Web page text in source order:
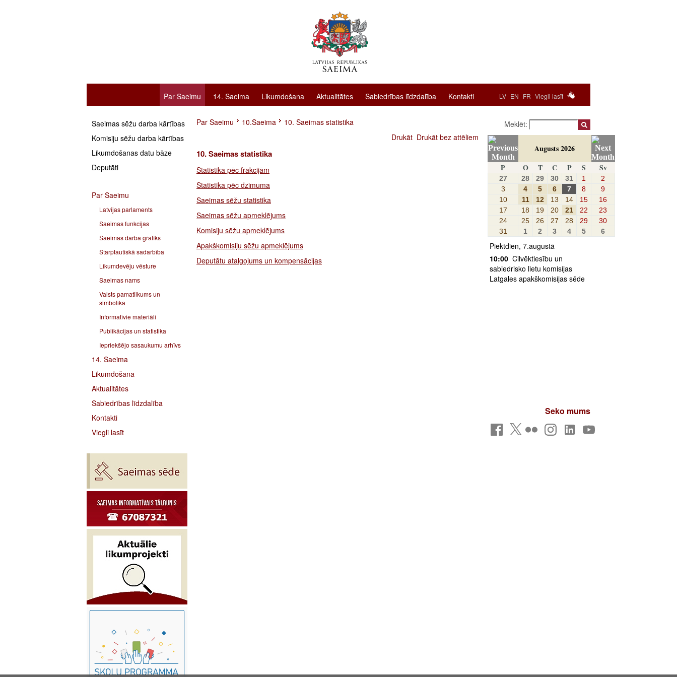
LV EN FR Viegli lasīt
Par Saeimu 14. Saeima Likumdošana Aktualitātes Sabiedrības līdzdalība Kontakti
Saeimas sēžu darba kārtības
Komisiju sēžu darba kārtības
Likumdošanas datu bāze
Deputāti
Par Saeimu
Latvijas parlaments
Saeimas funkcijas
Saeimas darba grafiks
Starptautiskā sadarbība
Likumdevēju vēsture
Saeimas nams
Valsts pamatlikums un
simbolika
Informatīvie materiāli
Publikācijas un statistika
Iepriekšējo sasaukumu arhīvs
14. Saeima
Likumdošana
Aktualitātes
Sabiedrības līdzdalība
Kontakti
Viegli lasīt
Par Saeimu 10.Saeima
10. Saeimas statistika
Drukāt Drukāt bez attēliem
10. Saeimas statistika
Statistika pēc frakcijām
Statistika pēc dzimuma
Saeimas sēžu statistika
Saeimas sēžu apmeklējums
Komisiju sēžu apmeklējums
Apakškomisiju sēžu apmeklējums
Deputātu atalgojums un kompensācijas
Meklēt:
Augusts 2026
P
O T C P S Sv
27 28 29 30 31 1
2
3
4 5 6 7 8
9
10
11 12 13 14 15
16
17
18 19 20 21 22
23
24
25 26 27 28 29
30
31
1 2 3 4 5 6
Piektdien, 7.augustā
10:00 Cilvēktiesību un
sabiedrisko lietu komisijas
Latgales apakškomisijas sēde
Seko mums